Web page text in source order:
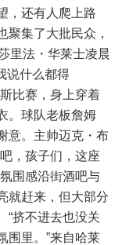
，还有人爬上路
聚集了大批民众，
里法・华莱士凌晨
说什么都得
比赛，身上穿着
。球队老板詹姆
意。主帅迈克・布
，孩子们，这座
围感沿街酒吧与
就赶来，但大部分
“挤不进去也没关
围里。”来自哈莱